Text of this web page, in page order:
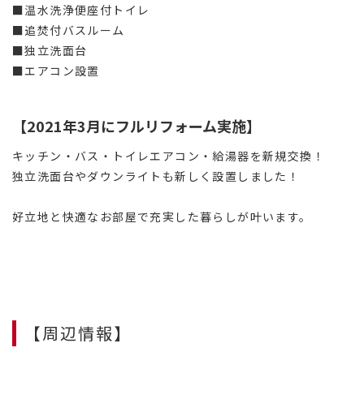
■温水洗浄便座付トイレ
■追焚付バスルーム
■独立洗面台
■エアコン設置
【2021年3月にフルリフォーム実施】
キッチン・バス・トイレエアコン・給湯器を新規交換！
独立洗面台やダウンライトも新しく設置しました！
好立地と快適なお部屋で充実した暮らしが叶います。
【周辺情報】